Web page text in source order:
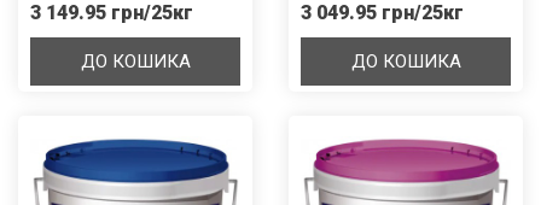
3 149.95 грн/25кг
ДО КОШИКА
3 049.95 грн/25кг
ДО КОШИКА